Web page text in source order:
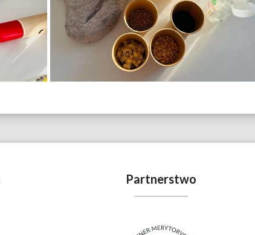
Partnerstwo